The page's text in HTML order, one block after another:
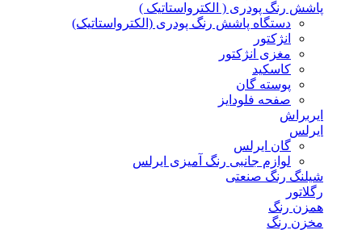
پاشش رنگ پودری ( الکترواستاتیک )
دستگاه پاشش رنگ پودری (الکترواستاتیک)
انژکتور
مغزی انژکتور
کاسکید
پوسته گان
صفحه فلودایز
ایربراش
ایرلس
گان ایرلس
لوازم جانبی رنگ آمیزی ایرلس
شیلنگ رنگ صنعتی
رگلاتور
همزن رنگ
مخزن رنگ